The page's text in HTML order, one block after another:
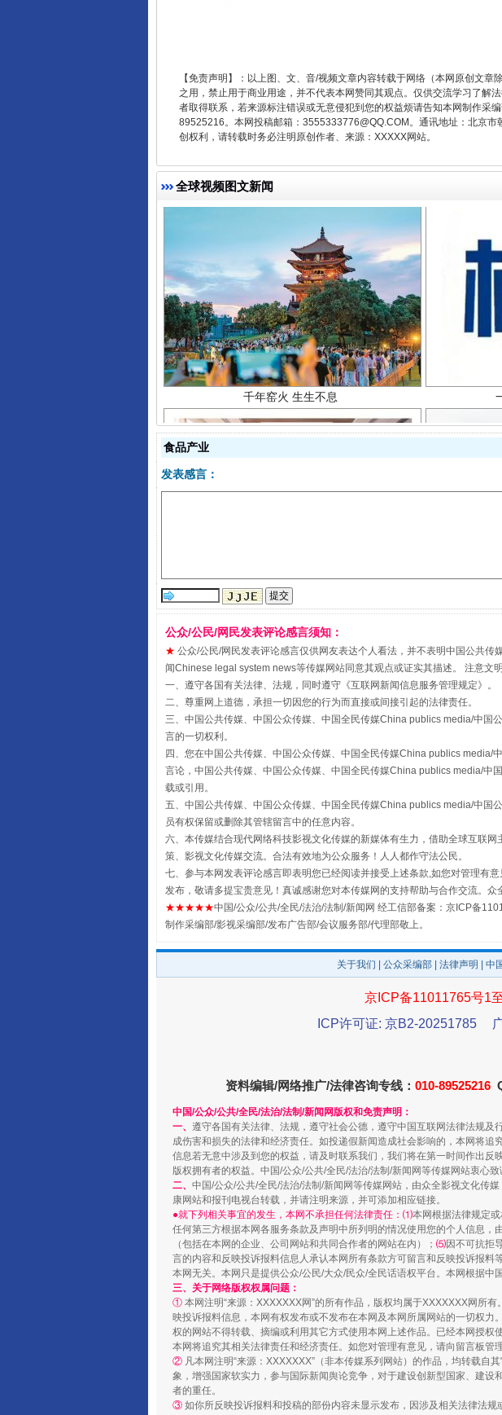
【免责声明】：以上图、文、音/视频文章内容转载于网络（本网原创文
之用，禁止用于商业用途，并不代表本网赞同其观点。仅供交流学习了解
者取得联系，若来源标注错误或无意侵犯到您的权益烦请告知本网制作
89525216。本网投稿邮箱：3555333776@QQ.COM。通讯地址：北京
创权利，请转载时务必注明原创作者、来源：XXXXX网站。
全球视频图文新闻
东山县通报“牛蛙产品抗生素超标问题”
千年窑火 生生不息
受贿1.44亿！段成刚被判无期
全民健身五年计划来了！等你上场
阿坝州三大球赛在茂县开幕 规
食品产业
发表感言：
公众/公民/网民发表评论感言须知：
★ 公众/公民/网民发表评论感言仅供网友表达个人看法，并不表明中国公共
闻Chinese legal system news等传媒网站同意其观点或证实其描述。 注意文
一、遵守各国有关法律、法规，同时遵守《互联网新闻信息服务管理规定》。
二、尊重网上道德，承担一切因您的行为而直接或间接引起的法律责任。
三、中国公共传媒、中国公众传媒、中国全民传媒China publics media/中
言的一切权利。
四、您在中国公共传媒、中国公众传媒、中国全民传媒China publics
言论，中国公共传媒、中国公众传媒、中国全民传媒China publics media/
载或引用。
五、中国公共传媒、中国公众传媒、中国全民传媒China publics media/中
员有权保留或删除其管辖留言中的任意内容。
六、本传媒结合现代网络科技影视文化传媒的新媒体有生力，借助全球互联
策、影视文化传媒交流。合法有效地为公众服务！人人都作守法公民。
七、参与本网发表评论感言即表明您已经阅读并接受上述条款,如您对管理有
发布，敬请多提宝贵意见！真诚感谢您对本传媒网的支持帮助与合作交流。
★★★★★中国/公众/公共/全民/法治/法制/新闻网 经工信部备案：京ICP备
制作采编部/影视采编部/发布广告部/会议服务部/代理部敬上。
关于我们 公众采编部 法律声明 | 中
京ICP备11011765号1
ICP许可证: 京B2-20251785
资料编辑/网络推广/法律咨询专线： 010-89525216
中国/公众/公共/全民/法治/法制/新闻网版权和免责声明：
一、 遵守各国有关法律、法规，遵守社会公德，遵守中国互联网法律法规
成伤害和损失的法律和经济责任。如投递假新闻造成社会影响的，本网将
信息若无意中涉及到您的权益，请及时联系我们，我们将在第一时间作出
版权拥有者的权益。中国/公众/公共/全民/法治/法制/新闻网等传媒网站衷心致
二、 中国/公众/公共/全民/法治/法制/新闻网等传媒网站，由众全影视文化传
康网站和报刊电视台转载，并请注明来源，并可添加相应链接。
●就下列相关事宜的发生，本网不承担任何法律责任：⑴本网根据法律规定
任何第三方根据本网各服务条款及声明中所列明的情况使用您的个人信息，
（包括在本网的企业、公司网站和共同合作者的网站在内）； ⑸因不可抗拒
言的内容和反映投诉报料信息人承认本网所有条款方可留言和反映投诉报
本网无关。本网只是提供公众/公民/大众/民众/全民话语权平台。本网根据中
三、关于网络版权权属问题：
① 本网注明“来源：XXXXXXX网”的所有作品，版权均属于XXXXXXX网所
映投诉报料信息，本网有权发布或不发布在本网及本网所属网站的一切权
权的网站不得转载、摘编或利用其它方式使用本网上述作品。已经本网授权
本网将追究其相关法律责任和经济责任。如您对管理有意见，请向留言板管
② 凡本网注明“来源：XXXXXXX”（非本传媒系列网站）的作品，均转载
象，增强国家软实力，参与国际新闻舆论竞争，对于建设创新型国家、建
者的重任。
③ 如你所反映投诉报料和投稿的部份内容未显示发布，因涉及相关法律法